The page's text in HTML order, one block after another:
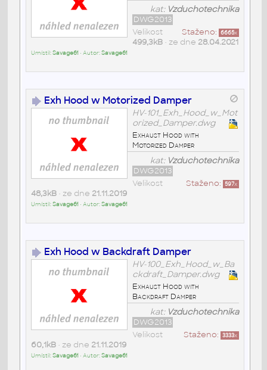
kat: Vzduchotechnika
DWG2013
Staženo: 6665x
Velikost
499,3kB• ze dne 28.04.2021
Umístil:Savage61 • Autor:Savage61
Exh Hood w Motorized Damper
HV-101_Exh_Hood_w_Mot
orized_Damper.dwg
Exhaust Hood with
Motorized Damper
kat: Vzduchotechnika
DWG2013
Staženo: 597x
Velikost
48,3kB• ze dne 21.11.2019
Umístil:Savage61 • Autor:Savage61
Exh Hood w Backdraft Damper
HV-100_Exh_Hood_w_Ba
ckdraft_Damper.dwg
Exhaust Hood with
Backdraft Damper
kat: Vzduchotechnika
DWG2013
Staženo: 3333x
Velikost
60,1kB• ze dne 21.11.2019
Umístil:Savage61 • Autor:Savage61